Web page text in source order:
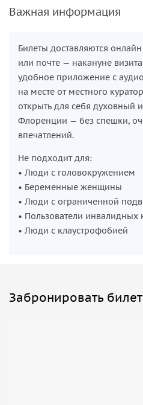
Важная информация
Билеты доставляются
или почте — накануне
удобное приложение с
на месте от местного
открыть для себя духовный
Флоренции — без спешки,
впечатлений.
Не подходит для:
‭• Люди с головокружением
‭• Беременные женщины
‭• Люди с ограниченной
‭• Пользователи инвалидных
‭• Люди с клаустрофобией
Забронировать билет